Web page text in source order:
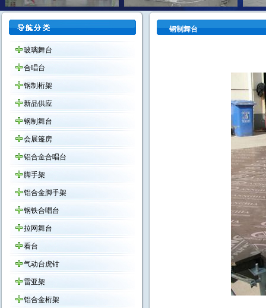
玻璃舞台
合唱台
钢制桁架
新品供应
钢制舞台
会展篷房
铝合金合唱台
脚手架
铝合金脚手架
钢铁合唱台
拉网舞台
看台
气动台虎钳
雷亚架
铝合金桁架
钢制舞台